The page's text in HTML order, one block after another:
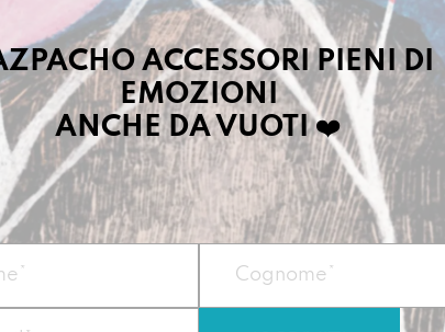
Dettagli prodotto
Il regalo perfetto
penne ma senza
Vegan
Misure:21,5
Materiale : telo
Peso: circa 50 g
Zip colorata
Prodotta nel
ACCESSORI PIENI DI
EMOZIONI
ANCHE DA VUOTI❤️